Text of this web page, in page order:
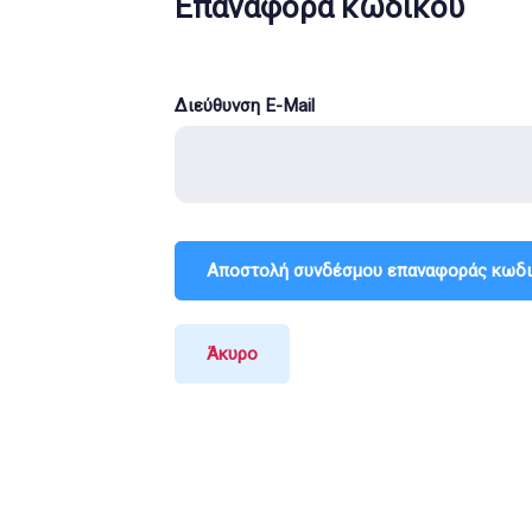
Επαναφορά κωδικού
Διεύθυνση E-Mail
Αποστολή συνδέσμου επαναφοράς
Άκυρο